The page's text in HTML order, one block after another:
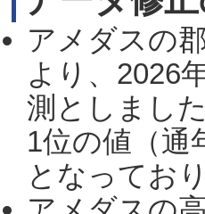
アメダスの
より、2026
測としまし
1位の値（通
となってお